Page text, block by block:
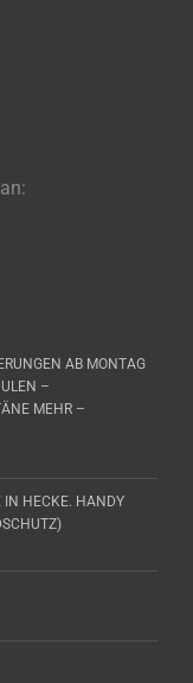
AB MONTAG
–
MEHR –
IN HECKE. HANDY